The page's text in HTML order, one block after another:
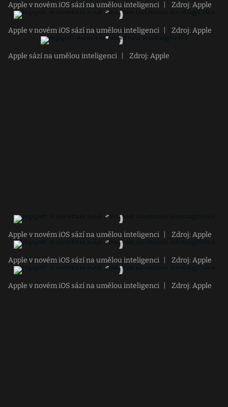
Apple v novém iOS sází na umělou inteligenci Zdroj: Apple
Apple v novém iOS sází na umělou inteligenci Zdroj: Apple
Apple sází na umělou inteligenci Zdroj: Apple
Apple v novém iOS sází na umělou inteligenci Zdroj: Apple
Apple v novém iOS sází na umělou inteligenci Zdroj: Apple
Apple v novém iOS sází na umělou inteligenci Zdroj: Apple